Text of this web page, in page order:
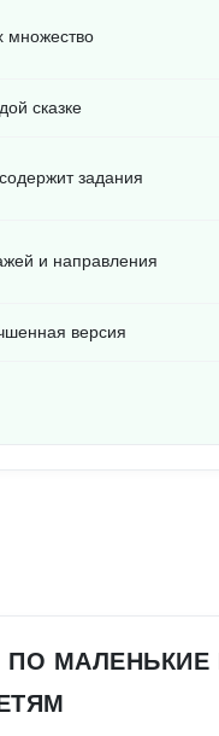
множество
сказке
задания
и направления
версия
МАЛЕНЬКИЕ